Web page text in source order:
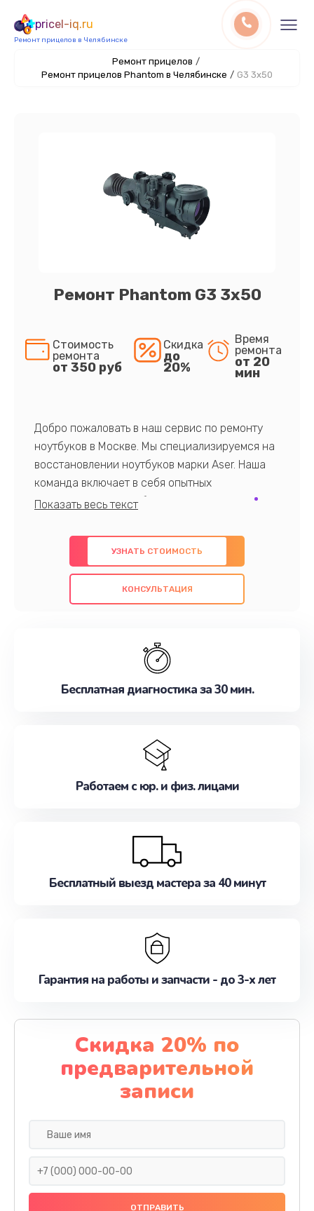
pricel-iq.ru
Ремонт прицелов в Челябинске
Ремонт прицелов /
Ремонт прицелов Phantom в Челябинске / G3 3x50
Ремонт Phantom G3 3x50
Стоимость
ремонта
от 350 руб
Скидка
до
20%
Время
ремонта
от 20
мин
Добро пожаловать в наш сервис по ремонту
ноутбуков в Москве. Мы специализируемся на
восстановлении ноутбуков марки Aser. Наша
команда включает в себя опытных
профессионалов с обширными знаниями и
предлагаем быстрый и качественный ремонт с
использованием оригинальных компонентов, а
также гарантируем качество всех
проведенных работ. Наша цель - предоставить
наилучшим образом. Не медлите записаться на
УЗНАТЬ СТОИМОСТЬ
КОНСУЛЬТАЦИЯ
Бесплатная диагностика за 30 мин.
Работаем с юр. и физ. лицами
Бесплатный выезд мастера за 40 минут
Гарантия на работы и запчасти - до 3-х лет
Скидка 20% по
предварительной
записи